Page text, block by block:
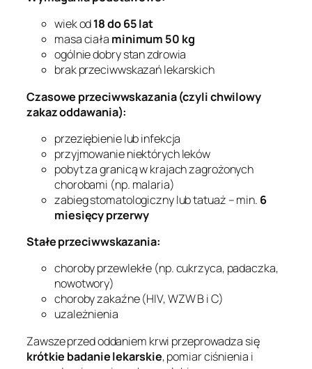
wiek od18 do 65 lat
masa ciała minimum 50 kg
ogólnie dobry stan zdrowia
brak przeciwwskazań lekarskich
Czasowe przeciwwskazania (czyli chwilowy
zakaz oddawania):
przeziębienie lub infekcja
przyjmowanie niektórych leków
pobyt za granicą w krajach zagrożonych
chorobami (np. malaria)
zabieg stomatologiczny lub tatuaż – min. 6
miesięcy przerwy
Stałe przeciwwskazania:
choroby przewlekłe (np. cukrzyca, padaczka,
nowotwory)
choroby zakaźne (HIV, WZW B i C)
uzależnienia
Zawsze przed oddaniem krwi przeprowadza się
krótkie badanie lekarskie, pomiar ciśnienia i